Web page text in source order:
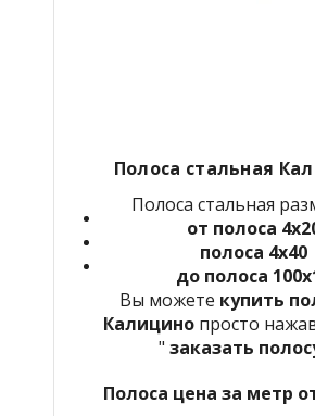
Полоса стальная
Полоса стальная
от полоса
полоса 4х40
до полоса
Вы можете купить
Калицино просто
" заказать
Полоса цена за метр